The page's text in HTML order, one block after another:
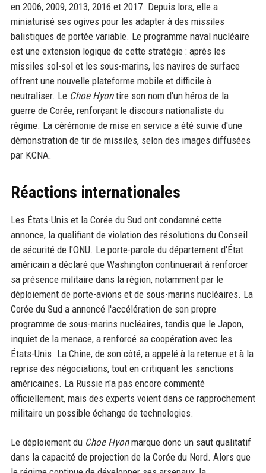
en 2006, 2009, 2013, 2016 et 2017. Depuis lors, elle a
miniaturisé ses ogives pour les adapter à des missiles
balistiques de portée variable. Le programme naval nucléaire
est une extension logique de cette stratégie : après les
missiles sol-sol et les sous-marins, les navires de surface
offrent une nouvelle plateforme mobile et difficile à
neutraliser. Le Choe Hyontire son nom d'un héros de la
guerre de Corée, renforçant le discours nationaliste du
régime. La cérémonie de mise en service a été suivie d'une
démonstration de tir de missiles, selon des images diffusées
par KCNA.
Réactions internationales
Les États-Unis et la Corée du Sud ont condamné cette
annonce, la qualifiant de violation des résolutions du Conseil
de sécurité de l'ONU. Le porte-parole du département d'État
américain a déclaré que Washington continuerait à renforcer
sa présence militaire dans la région, notamment par le
déploiement de porte-avions et de sous-marins nucléaires. La
Corée du Sud a annoncé l'accélération de son propre
programme de sous-marins nucléaires, tandis que le Japon,
inquiet de la menace, a renforcé sa coopération avec les
États-Unis. La Chine, de son côté, a appelé à la retenue et à la
reprise des négociations, tout en critiquant les sanctions
américaines. La Russie n'a pas encore commenté
officiellement, mais des experts voient dans ce rapprochement
militaire un possible échange de technologies.
Le déploiement du Choe Hyonmarque donc un saut qualitatif
dans la capacité de projection de la Corée du Nord. Alors que